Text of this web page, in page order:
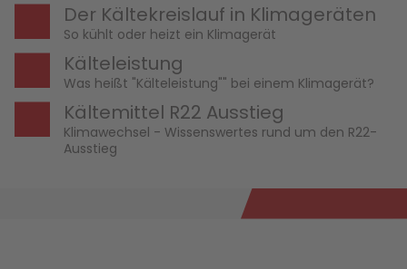
Der Kältekreislauf in Klimageräten
So kühlt oder heizt ein Klimagerät
Kälteleistung
Was heißt "Kälteleistung"" bei einem Klimagerät?
Kältemittel R22 Ausstieg
Klimawechsel - Wissenswertes rund um den R22-
Ausstieg